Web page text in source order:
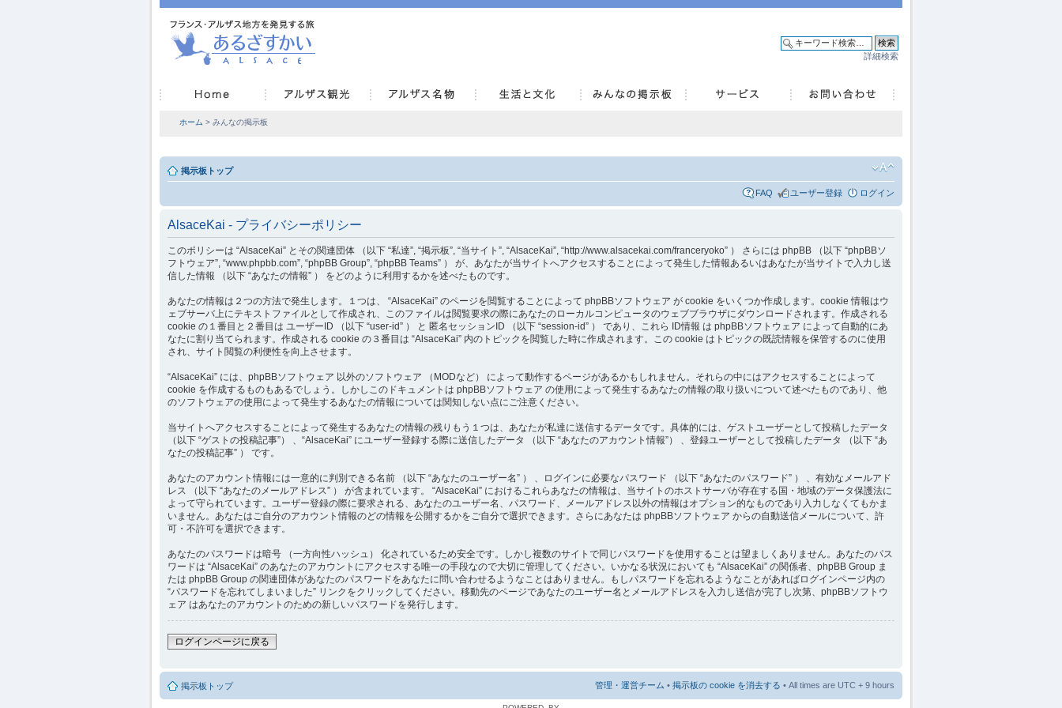
詳細検索
ホーム > みんなの掲示板
掲示板トップ
FAQ ユーザー登録 ログイン
AlsaceKai - プライバシーポリシー
このポリシーは “AlsaceKai” とその関連団体 （以下 “私達”, “掲示板”, “当サイト”, “AlsaceKai”, “http://www.alsacekai.com/franceryoko” ） さらには phpBB （以下 “phpBBソ
フトウェア”, “www.phpbb.com”, “phpBB Group”, “phpBB Teams” ） が、あなたが当サイトへアクセスすることによって発生した情報あるいはあなたが当サイトで入力し送
信した情報 （以下 “あなたの情報” ） をどのように利用するかを述べたものです。
あなたの情報は２つの方法で発生します。１つは、 “AlsaceKai” のページを閲覧することによって phpBBソフトウェア が cookie をいくつか作成します。cookie 情報はウ
ェブサーバ上にテキストファイルとして作成され、このファイルは閲覧要求の際にあなたのローカルコンピュータのウェブブラウザにダウンロードされます。作成される
cookie の１番目と２番目は ユーザーID （以下 “user-id” ） と 匿名セッションID （以下 “session-id” ） であり、これら ID情報 は phpBBソフトウェア によって自動的にあ
なたに割り当てられます。作成される cookie の３番目は “AlsaceKai” 内のトピックを閲覧した時に作成されます。この cookie はトピックの既読情報を保管するのに使用
され、サイト閲覧の利便性を向上させます。
“AlsaceKai” には、phpBBソフトウェア 以外のソフトウェア （MODなど） によって動作するページがあるかもしれません。それらの中にはアクセスすることによって
cookie を作成するものもあるでしょう。しかしこのドキュメントは phpBBソフトウェア の使用によって発生するあなたの情報の取り扱いについて述べたものであり、他
のソフトウェアの使用によって発生するあなたの情報については関知しない点にご注意ください。
当サイトへアクセスすることによって発生するあなたの情報の残りもう１つは、あなたが私達に送信するデータです。具体的には、ゲストユーザーとして投稿したデータ
（以下 “ゲストの投稿記事”） 、“AlsaceKai” にユーザー登録する際に送信したデータ （以下 “あなたのアカウント情報”） 、登録ユーザーとして投稿したデータ （以下 “あ
なたの投稿記事” ） です。
あなたのアカウント情報には一意的に判別できる名前 （以下 “あなたのユーザー名” ） 、ログインに必要なパスワード （以下 “あなたのパスワード” ） 、有効なメールアド
レス （以下 “あなたのメールアドレス” ） が含まれています。 “AlsaceKai” におけるこれらあなたの情報は、当サイトのホストサーバが存在する国・地域のデータ保護法に
よって守られています。ユーザー登録の際に要求される、あなたのユーザー名、パスワード、メールアドレス以外の情報はオプション的なものであり入力しなくてもかま
いません。あなたはご自分のアカウント情報のどの情報を公開するかをご自分で選択できます。さらにあなたは phpBBソフトウェア からの自動送信メールについて、許
可・不許可を選択できます。
あなたのパスワードは暗号 （一方向性ハッシュ） 化されているため安全です。しかし複数のサイトで同じパスワードを使用することは望ましくありません。あなたのパス
ワードは “AlsaceKai” のあなたのアカウントにアクセスする唯一の手段なので大切に管理してください。いかなる状況においても “AlsaceKai” の関係者、phpBB Group ま
たは phpBB Group の関連団体があなたのパスワードをあなたに問い合わせるようなことはありません。もしパスワードを忘れるようなことがあればログインページ内の
“パスワードを忘れてしまいました” リンクをクリックしてください。移動先のページであなたのユーザー名とメールアドレスを入力し送信が完了し次第、phpBBソフトウ
ェア はあなたのアカウントのための新しいパスワードを発行します。
ログインページに戻る
掲示板トップ 管理・運営チーム • 掲示板の cookie を消去する • All times are UTC + 9 hours